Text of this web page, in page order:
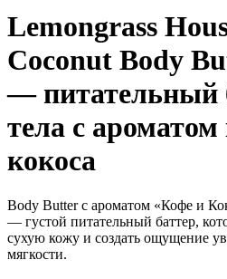
Lemongrass
Coconut Body
— питательный
тела с
кокоса
Body Butter с ароматом «Кофе и
— густой питательный баттер,
сухую кожу и создать ощущение
мягкости.